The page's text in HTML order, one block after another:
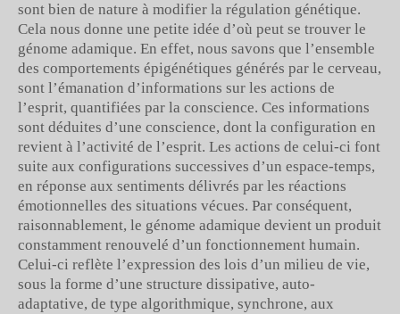
sont bien de nature à modifier la régulation génétique.
Cela nous donne une petite idée d’où peut se trouver le
génome adamique. En effet, nous savons que l’ensemble
des comportements épigénétiques générés par le cerveau,
sont l’émanation d’informations sur les actions de
l’esprit, quantifiées par la conscience. Ces informations
sont déduites d’une conscience, dont la configuration en
revient à l’activité de l’esprit. Les actions de celui-ci font
suite aux configurations successives d’un espace-temps,
en réponse aux sentiments délivrés par les réactions
émotionnelles des situations vécues. Par conséquent,
raisonnablement, le génome adamique devient un produit
constamment renouvelé d’un fonctionnement humain.
Celui-ci reflète l’expression des lois d’un milieu de vie,
sous la forme d’une structure dissipative, auto-
adaptative, de type algorithmique, synchrone, aux